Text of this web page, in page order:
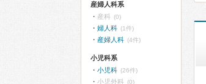
産婦人科系
産科 (0)
婦人科 (1件)
産婦人科 (4件)
小児科系
小児科 (26件)
小児外科 (0)